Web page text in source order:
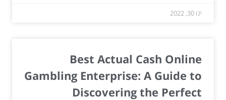
ינו 30, 2022
Best Actual Cash Online
Gambling Enterprise: A Guide to
Discovering the Perfect